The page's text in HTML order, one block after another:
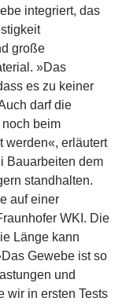
integriert, das
große
»Das
es zu keiner
darf die
beim
werden«, erläutert
Bauarbeiten dem
standhalten.
auf einer
WKI . Die
Länge kann
Gewebe ist so
und
wir in ersten Tests